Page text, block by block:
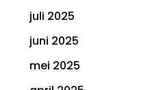
juli 2025
juni 2025
mei 2025